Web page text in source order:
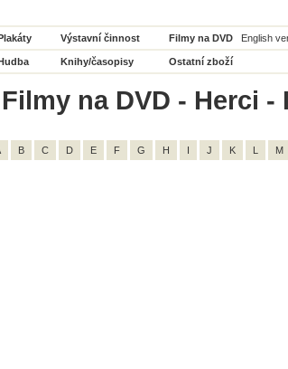
Výstavní činnost Filmy na DVD English
Knihy/časopisy Ostatní zboží
Filmy na DVD - Herci
B C D E F G H I J K L M